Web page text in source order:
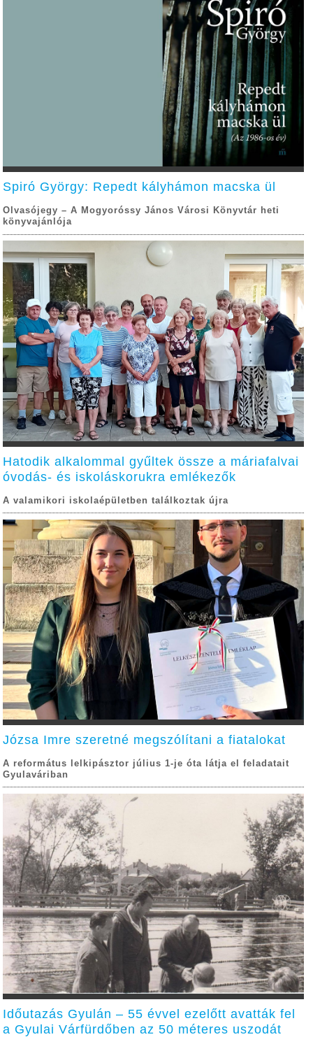
Spiró György: Repedt kályhámon macska ül
Olvasójegy – A Mogyoróssy János Városi Könyvtár heti
könyvajánlója
Hatodik alkalommal gyűltek össze a máriafalvai
óvodás- és iskoláskorukra emlékezők
A valamikori iskolaépületben találkoztak újra
Józsa Imre szeretné megszólítani a fiatalokat
A református lelkipásztor július 1-je óta látja el feladatait
Gyulaváriban
Időutazás Gyulán – 55 évvel ezelőtt avatták fel
a Gyulai Várfürdőben az 50 méteres uszodát